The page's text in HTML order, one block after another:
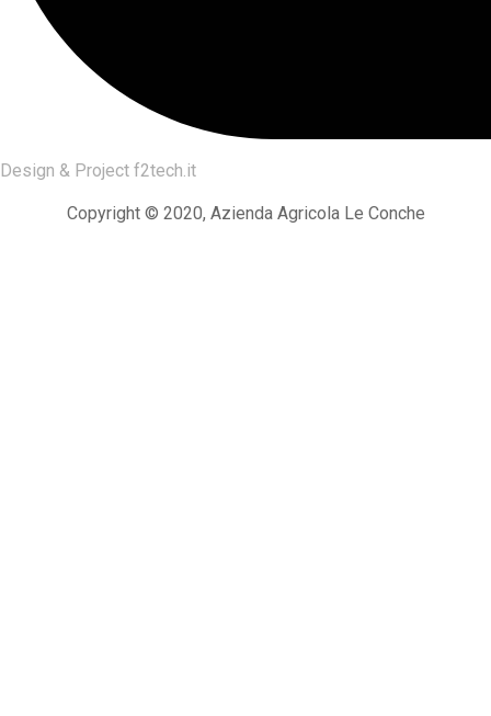
Design & Project f2tech.it
Copyright © 2020, Azienda Agricola Le Conche